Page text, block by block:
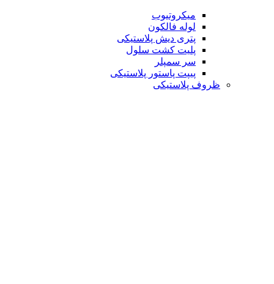
میکروتیوب
لوله فالکون
پتری دیش پلاستیکی
پلیت کشت سلول
سر سمپلر
پیپت پاستور پلاستیکی
ظروف پلاستیکی